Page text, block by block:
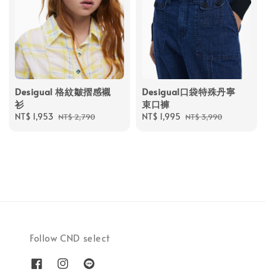
Desigual 格紋皺摺感襯
衫
Sale
NT$ 1,953 Regular
NT$ 2,790
Desigual口袋特殊丹寧
束口褲
Sale
NT$ 1,995 Regular
NT$ 3,990
Follow CND select